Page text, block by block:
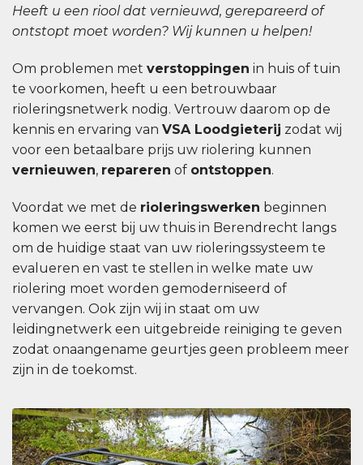
Heeft u een riool dat vernieuwd, gerepareerd of
ontstopt moet worden? Wij kunnen u helpen!
Om problemen met verstoppingen in huis of tuin
te voorkomen, heeft u een betrouwbaar
rioleringsnetwerk nodig. Vertrouw daarom op de
kennis en ervaring van VSA Loodgieterij zodat wij
voor een betaalbare prijs uw riolering kunnen
vernieuwen, repareren of ontstoppen.
Voordat we met de rioleringswerken beginnen
komen we eerst bij uw thuis in Berendrecht langs
om de huidige staat van uw rioleringssysteem te
evalueren en vast te stellen in welke mate uw
riolering moet worden gemoderniseerd of
vervangen. Ook zijn wij in staat om uw
leidingnetwerk een uitgebreide reiniging te geven
zodat onaangename geurtjes geen probleem meer
zijn in de toekomst.